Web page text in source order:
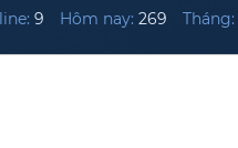
9 Hôm nay: 269 Tháng: